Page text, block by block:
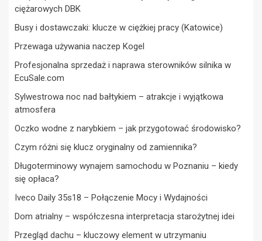
ciężarowych DBK
Busy i dostawczaki: klucze w ciężkiej pracy (Katowice)
Przewaga używania naczep Kogel
Profesjonalna sprzedaż i naprawa sterowników silnika w
EcuSale.com
Sylwestrowa noc nad bałtykiem – atrakcje i wyjątkowa
atmosfera
Oczko wodne z narybkiem – jak przygotować środowisko?
Czym różni się klucz oryginalny od zamiennika?
Długoterminowy wynajem samochodu w Poznaniu – kiedy
się opłaca?
Iveco Daily 35s18 – Połączenie Mocy i Wydajności
Dom atrialny – współczesna interpretacja starożytnej idei
Przegląd dachu – kluczowy element w utrzymaniu